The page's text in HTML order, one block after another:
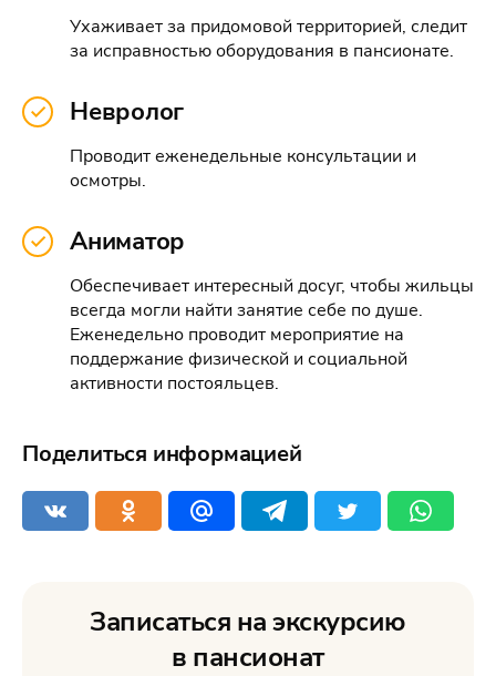
Ухаживает за придомовой территорией, следит
за исправностью оборудования в пансионате.
Невролог
Проводит еженедельные консультации и
осмотры.
Аниматор
Обеспечивает интересный досуг, чтобы жильцы
всегда могли найти занятие себе по душе.
Еженедельно проводит мероприятие на
поддержание физической и социальной
активности постояльцев.
Поделиться информацией
Записаться на экскурсию
в пансионат